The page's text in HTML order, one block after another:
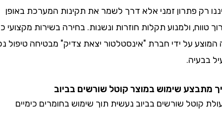
פתרון זמני אלא דרך לשמר את תקינות המערכת באופן
ולמנוע תקלות חוזרות ונשנות. בחירה בשירות מקצועי כמו
על ידי חברת "אינסטלטור יצאת צדיק" מבטיחה טיפול נכון
שימוש במוצר קוטל שורשים בביוב
שורשים בביוב נעשית תוך שימוש בחומרים כימיים